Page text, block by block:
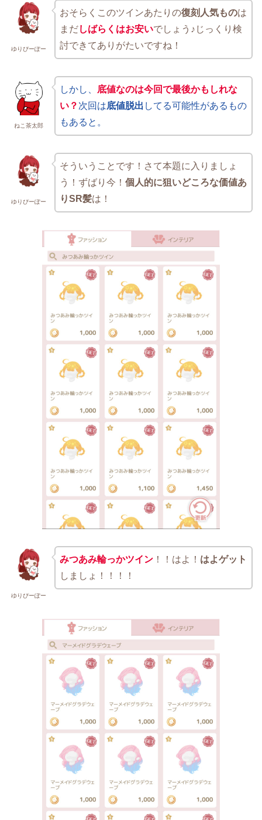
ゆりぴーぽー
おそらくこのツインあたりの復刻人気ものは
まだしばらくはお安いでしょう♪じっくり検
討できてありがたいですね！
ねこ茶太郎
しかし、 底値なのは今回で最後かもしれな
い？ 次回は底値脱出 してる可能性があるもの
もあると。
ゆりぴーぽー
そういうことです！さて本題に入りましょ
う！ずばり今！ 個人的に狙いどころな価値あ
りSR髪は！
ゆりぴーぽー
みつあみ輪っかツイン！！はよ！ はよゲット
しましょ！！！！